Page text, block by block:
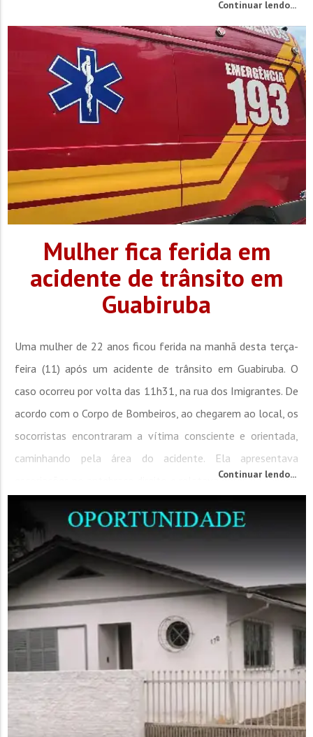
um veículo de Joinville, PRFs encontraram 313 tabletes de
maconha, totalizando 231 quilos. O motorista, um homem...
Continuar lendo...
Mulher fica ferida em
acidente de trânsito em
Guabiruba
Uma mulher de 22 anos ficou ferida na manhã desta terça-
feira (11) após um acidente de trânsito em Guabiruba. O
caso ocorreu por volta das 11h31, na rua dos Imigrantes. De
acordo com o Corpo de Bombeiros, ao chegarem ao local, os
socorristas encontraram a vítima consciente e orientada,
caminhando pela área do acidente. Ela apresentava
escoriações no antebraço direito e relatava dores na cabeça.
Continuar lendo...